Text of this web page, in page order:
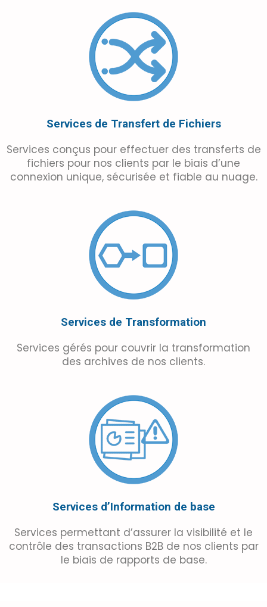
Services de Transfert de Fichiers
Services conçus pour effectuer des transferts de
fichiers pour nos clients par le biais d’une
connexion unique, sécurisée et fiable au nuage.
Services de Transformation
Services gérés pour couvrir la transformation
des archives de nos clients.
Services d’Information de base
Services permettant d’assurer la visibilité et le
contrôle des transactions B2B de nos clients par
le biais de rapports de base.